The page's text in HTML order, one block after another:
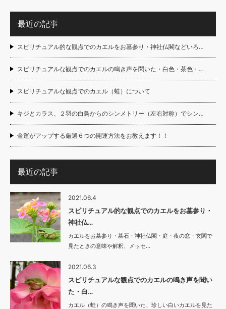
最近の記事
スピリチュアル的な観点でのカエルをお墓参り・神社仏閣などいろ…
スピリチュアルな観点でのカエルの鳴き声を聞いた・白色・茶色・…
スピリチュアルな観点でのカエル（蛙）について
キジとカラス、２羽の白鳥からのシンメトリー（左右対称）でシン…
金運がアップする厳選６つの開運方法をお教えます！！
最近の記事
2021.06.4
スピリチュアル的な観点でのカエルをお墓参り・
神社仏…
カエルをお墓参り・墓石・神社仏閣・庭・夜の窓・玄関で
見たときの意味や解釈、メッセ…
2021.06.3
スピリチュアルな観点でのカエルの鳴き声を聞い
た・白…
カエル（蛙）の鳴き声を聞いた、珍しい白いカエルを見た